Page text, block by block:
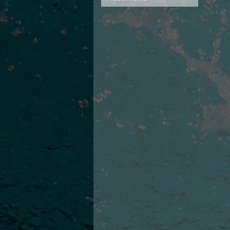
Campionato A2 Maschile
Campionato A2 Femminile
Campionato B Maschile
Storico Campionati 2003-2017
Trofei delle Regioni
CoMeN Cup
Flash News
Waterpolo Channel
Tuffi
Eventi